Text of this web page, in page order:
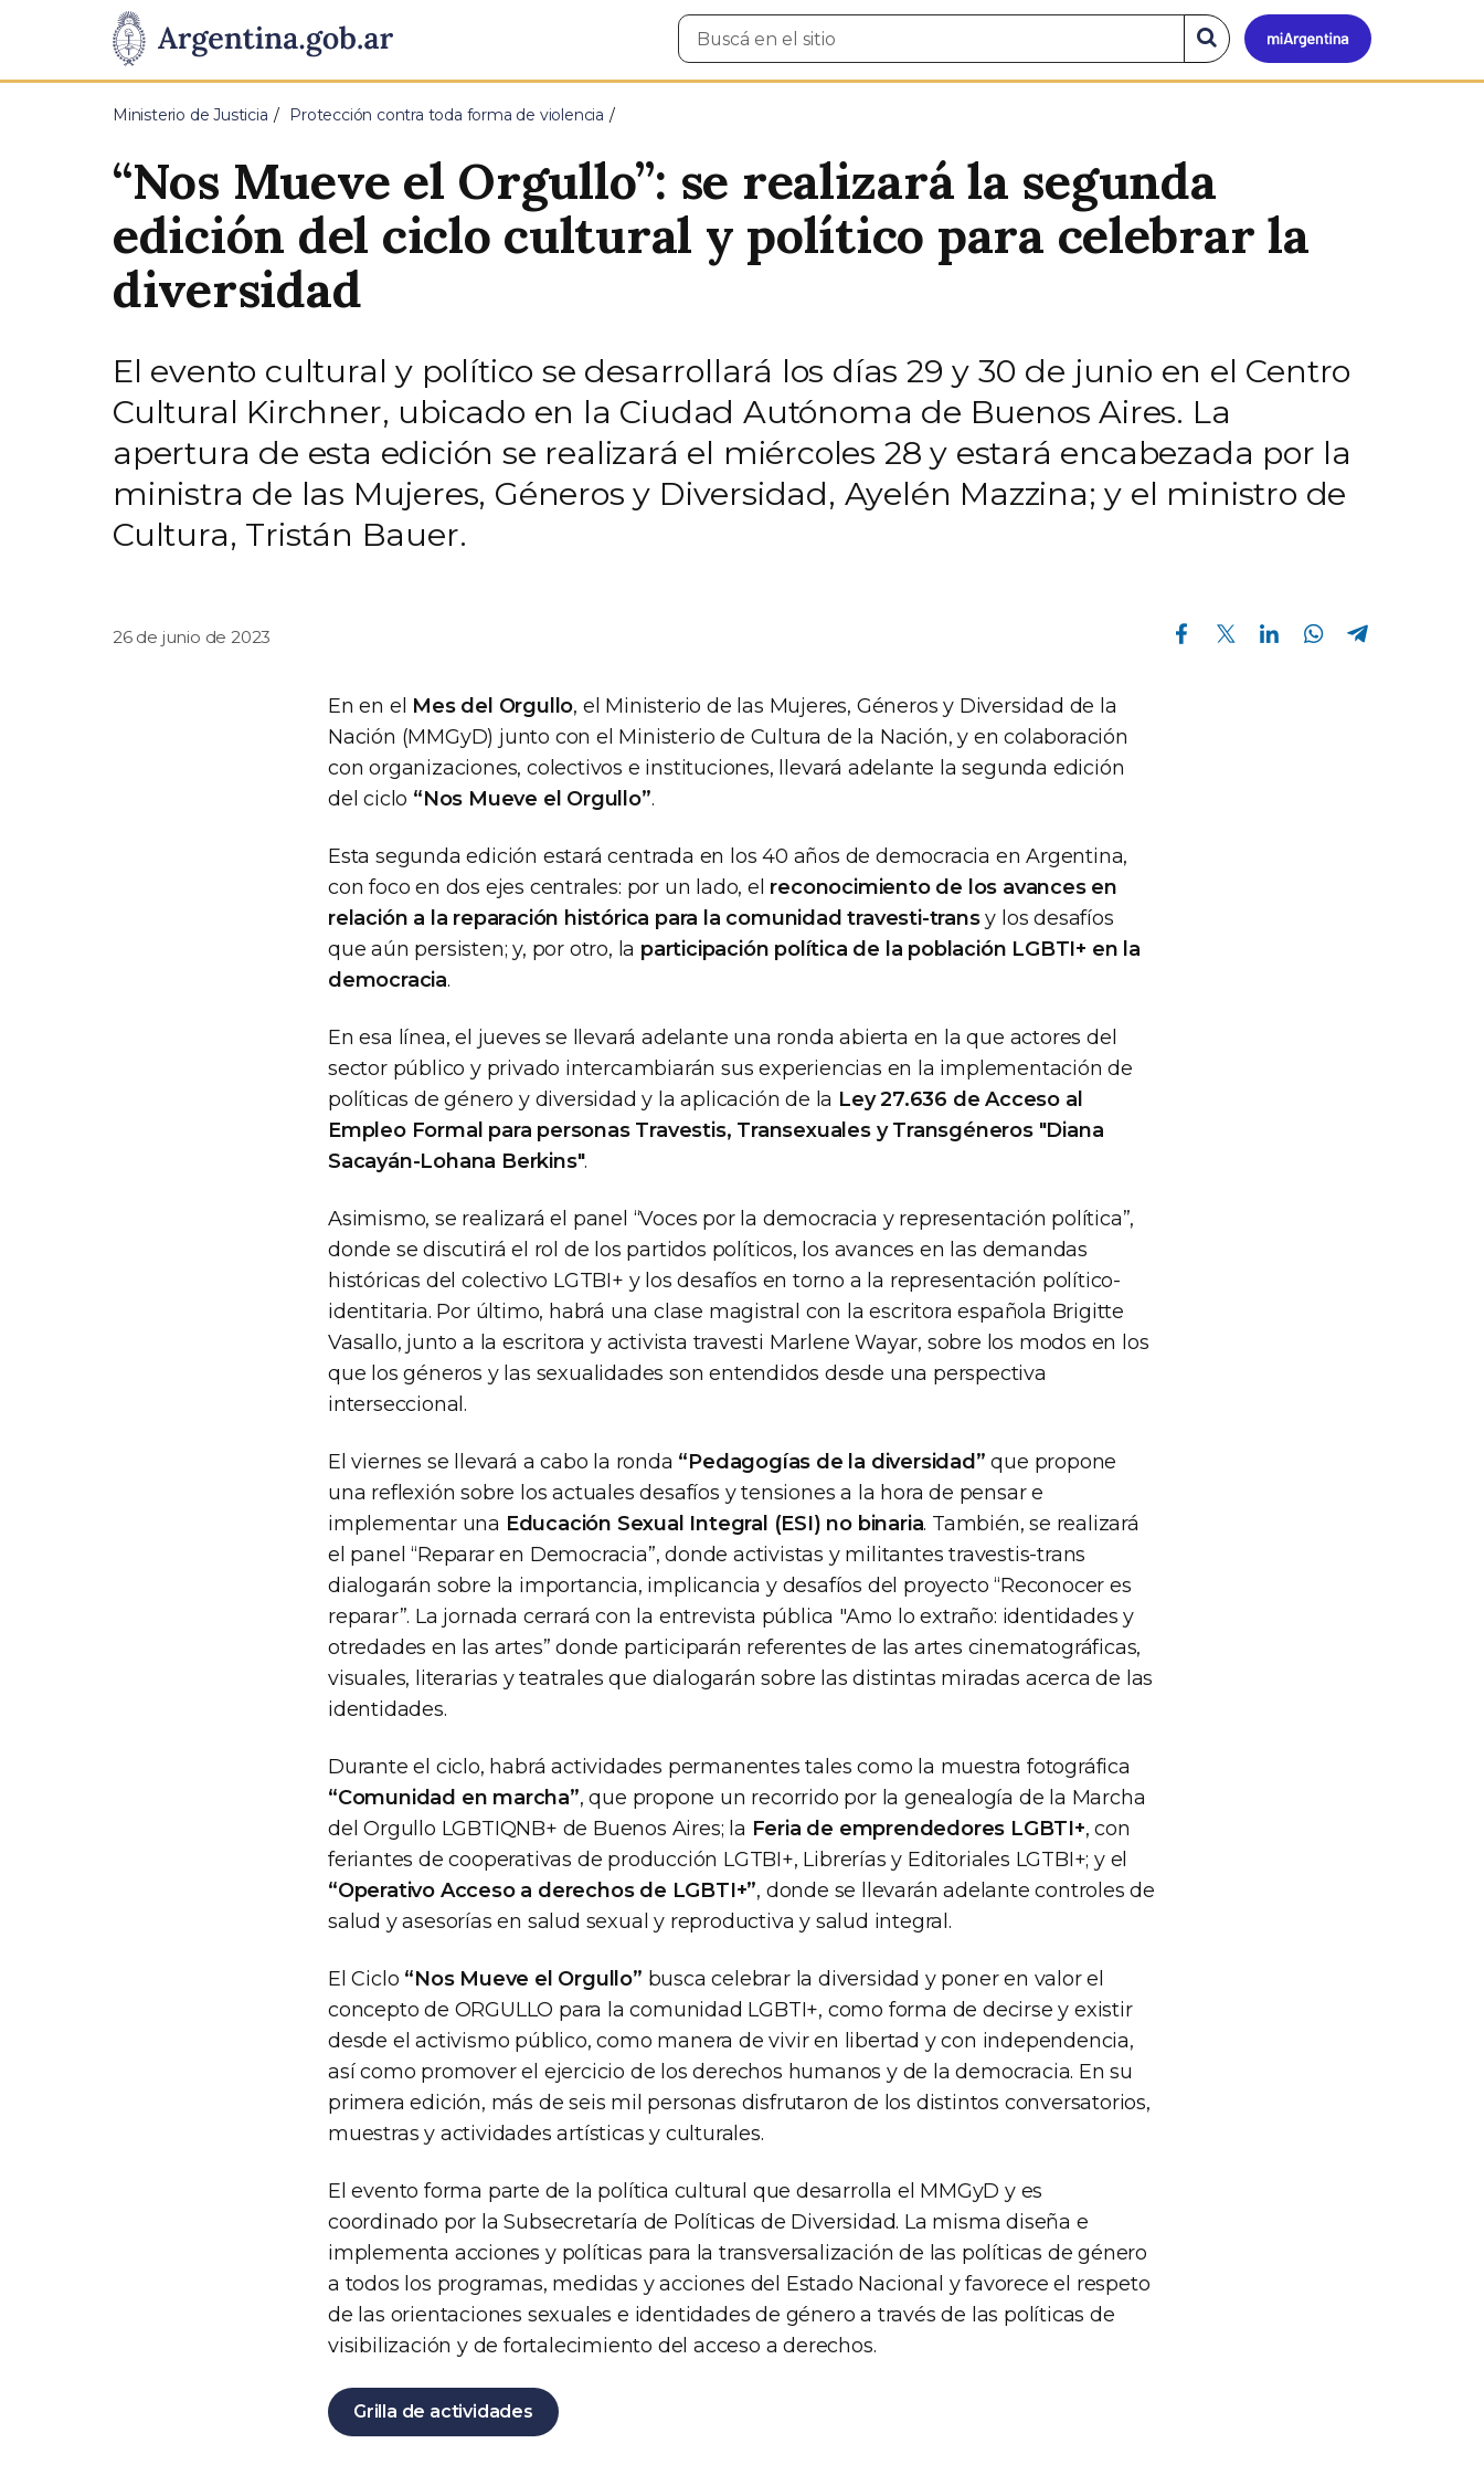
Presidencia
de
Pasar al contenido principal
Mi
Buscar
en
Buscar
en
el
Ministerio de Justicia Protección contra toda forma de violencia
“Nos Mueve el Orgullo”: se realizará la segunda
edición del ciclo cultural y político para celebrar la
diversidad
El evento cultural y político se desarrollará los días 29 y 30 de junio en el Centro
Cultural Kirchner, ubicado en la Ciudad Autónoma de Buenos Aires. La
apertura de esta edición se realizará el miércoles 28 y estará encabezada por la
ministra de las Mujeres, Géneros y Diversidad, Ayelén Mazzina; y el ministro de
Cultura, Tristán Bauer.
26 de junio de 2023
Compartir en Facebook Compartir en Twitter Compartir en Linkedin Compartir en Whatsapp
En en el Mes del Orgullo, el Ministerio de las Mujeres, Géneros y Diversidad de la
Nación (MMGyD) junto con el Ministerio de Cultura de la Nación, y en colaboración
con organizaciones, colectivos e instituciones, llevará adelante la segunda edición
del ciclo “Nos Mueve el Orgullo”.
Esta segunda edición estará centrada en los 40 años de democracia en Argentina,
con foco en dos ejes centrales: por un lado, el reconocimiento de los avances en
relación a la reparación histórica para la comunidad travesti-transy los desafíos
que aún persisten; y, por otro, la participación política de la población LGBTI+ en la
democracia.
En esa línea, el jueves se llevará adelante una ronda abierta en la que actores del
sector público y privado intercambiarán sus experiencias en la implementación de
políticas de género y diversidad y la aplicación de la Ley 27.636 de Acceso al
Empleo Formal para personas Travestis, Transexuales y Transgéneros "Diana
Sacayán-Lohana Berkins".
Asimismo, se realizará el panel “Voces por la democracia y representación política”,
donde se discutirá el rol de los partidos políticos, los avances en las demandas
históricas del colectivo LGTBI+ y los desafíos en torno a la representación político-
identitaria. Por último, habrá una clase magistral con la escritora española Brigitte
Vasallo, junto a la escritora y activista travesti Marlene Wayar, sobre los modos en los
que los géneros y las sexualidades son entendidos desde una perspectiva
interseccional.
El viernes se llevará a cabo la ronda “Pedagogías de la diversidad” que propone
una reflexión sobre los actuales desafíos y tensiones a la hora de pensar e
implementar una Educación Sexual Integral (ESI) no binaria. También, se realizará
el panel “Reparar en Democracia”, donde activistas y militantes travestis-trans
dialogarán sobre la importancia, implicancia y desafíos del proyecto “Reconocer es
reparar”. La jornada cerrará con la entrevista pública "Amo lo extraño: identidades y
otredades en las artes” donde participarán referentes de las artes cinematográficas,
visuales, literarias y teatrales que dialogarán sobre las distintas miradas acerca de las
identidades.
Durante el ciclo, habrá actividades permanentes tales como la muestra fotográfica
“Comunidad en marcha”, que propone un recorrido por la genealogía de la Marcha
del Orgullo LGBTIQNB+ de Buenos Aires; la Feria de emprendedores LGBTI+, con
feriantes de cooperativas de producción LGTBI+, Librerías y Editoriales LGTBI+; y el
“Operativo Acceso a derechos de LGBTI+”, donde se llevarán adelante controles de
salud y asesorías en salud sexual y reproductiva y salud integral.
El Ciclo “Nos Mueve el Orgullo” busca celebrar la diversidad y poner en valor el
concepto de ORGULLO para la comunidad LGBTI+, como forma de decirse y existir
desde el activismo público, como manera de vivir en libertad y con independencia,
así como promover el ejercicio de los derechos humanos y de la democracia. En su
primera edición, más de seis mil personas disfrutaron de los distintos conversatorios,
muestras y actividades artísticas y culturales.
El evento forma parte de la política cultural que desarrolla el MMGyD y es
coordinado por la Subsecretaría de Políticas de Diversidad. La misma diseña e
implementa acciones y políticas para la transversalización de las políticas de género
a todos los programas, medidas y acciones del Estado Nacional y favorece el respeto
de las orientaciones sexuales e identidades de género a través de las políticas de
visibilización y de fortalecimiento del acceso a derechos.
Grilla de actividades